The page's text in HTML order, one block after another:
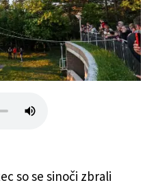
so se sinoči zbrali